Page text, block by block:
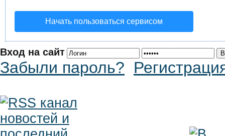
Начать пользоваться сервисом
Вход на сайт
Забыли пароль?